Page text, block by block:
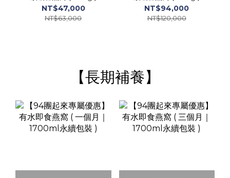
NT$47,000
NT$63,000
NT$94,000
NT$120,000
【長期補養】